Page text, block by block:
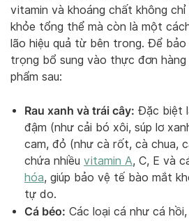
vitamin và khoáng chất không
khỏe tổng thể mà còn là một
lão hiệu quả từ bên trong. Để
trọng bổ sung vào thực đơn
phẩm sau:
Rau xanh và trái cây: Đặc biệt
đậm (như cải bó xôi, súp lơ
cam, đỏ (như cà rốt, cà chua,
chứa nhiều vitamin A, C, E và
hóa, giúp bảo vệ tế bào mắt
tự do.
Cá béo: Các loại cá như cá